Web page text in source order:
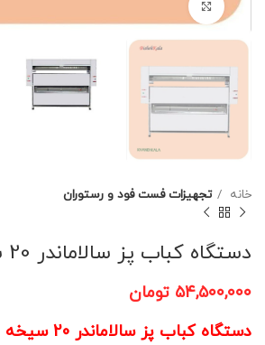
خانه تجهیزات فست فود و رستوران
دستگاه کباب پز سالاماندر 20 سیخه کد(A)
۵۴,۵۰۰,۰۰۰ تومان
دستگاه کباب پز سالاماندر 20 سیخه